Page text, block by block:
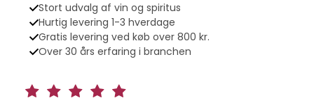
Stort udvalg af vin og spiritus
Hurtig levering 1-3 hverdage
Gratis levering ved køb over 800 kr.
Over 30 års erfaring i branchen